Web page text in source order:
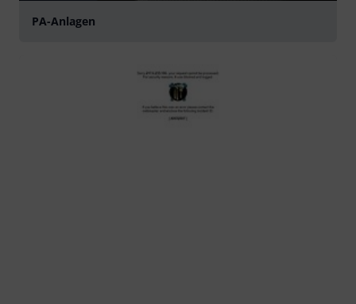
PA-Anlagen